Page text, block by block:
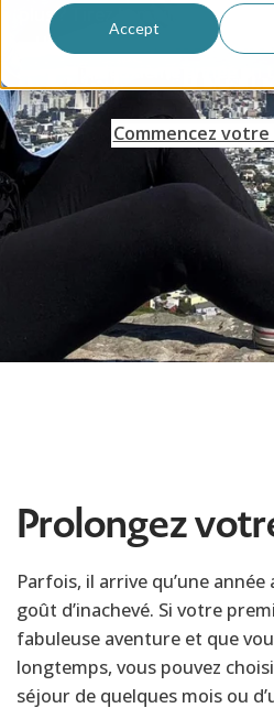
Accept
plus ? Tirez le meilleur parti
Unis - prolongez votre
Commencez
Prolongez
Parfois, il arrive qu’une
goût d’inachevé. Si votre
fabuleuse aventure et que
longtemps, vous pouvez
séjour de quelques mois ou